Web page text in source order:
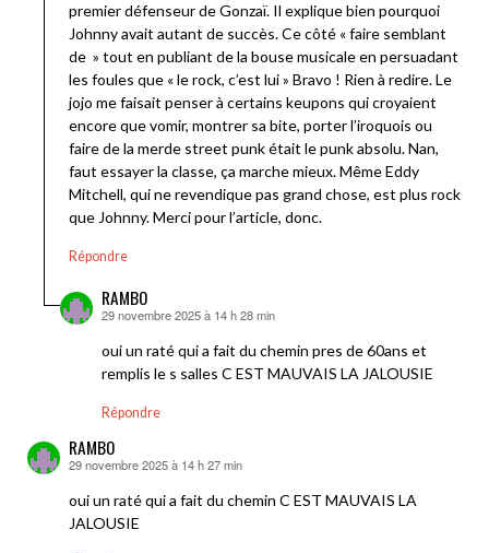
premier défenseur de Gonzaï. Il explique bien pourquoi
Johnny avait autant de succès. Ce côté « faire semblant
de » tout en publiant de la bouse musicale en persuadant
les foules que « le rock, c’est lui » Bravo ! Rien à redire. Le
jojo me faisait penser à certains keupons qui croyaient
encore que vomir, montrer sa bite, porter l’iroquois ou
faire de la merde street punk était le punk absolu. Nan,
faut essayer la classe, ça marche mieux. Même Eddy
Mitchell, qui ne revendique pas grand chose, est plus rock
que Johnny. Merci pour l’article, donc.
Répondre
RAMBO
dit :
29 novembre 2025 à 14 h 28 min
oui un raté qui a fait du chemin pres de 60ans et
remplis le s salles C EST MAUVAIS LA JALOUSIE
Répondre
RAMBO
dit :
29 novembre 2025 à 14 h 27 min
oui un raté qui a fait du chemin C EST MAUVAIS LA
JALOUSIE